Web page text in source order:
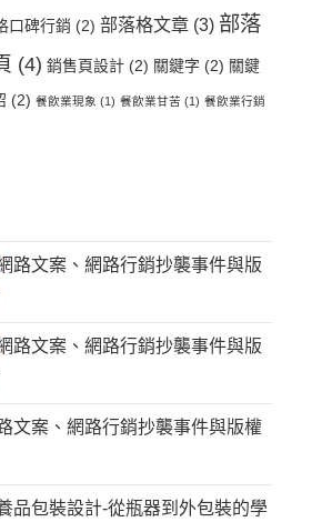
口碑行銷 (2) 部落格文章 (3) 部落
(4) 銷售頁設計 (2) 關鍵字 (2) 關鍵
(2) 餐飲業現象 (1) 餐飲業甘苦 (1) 餐飲業行銷
路文案、網路行銷抄襲事件與版
路文案、網路行銷抄襲事件與版
文案、網路行銷抄襲事件與版權
品包裝設計-從瓶器到外包裝的學